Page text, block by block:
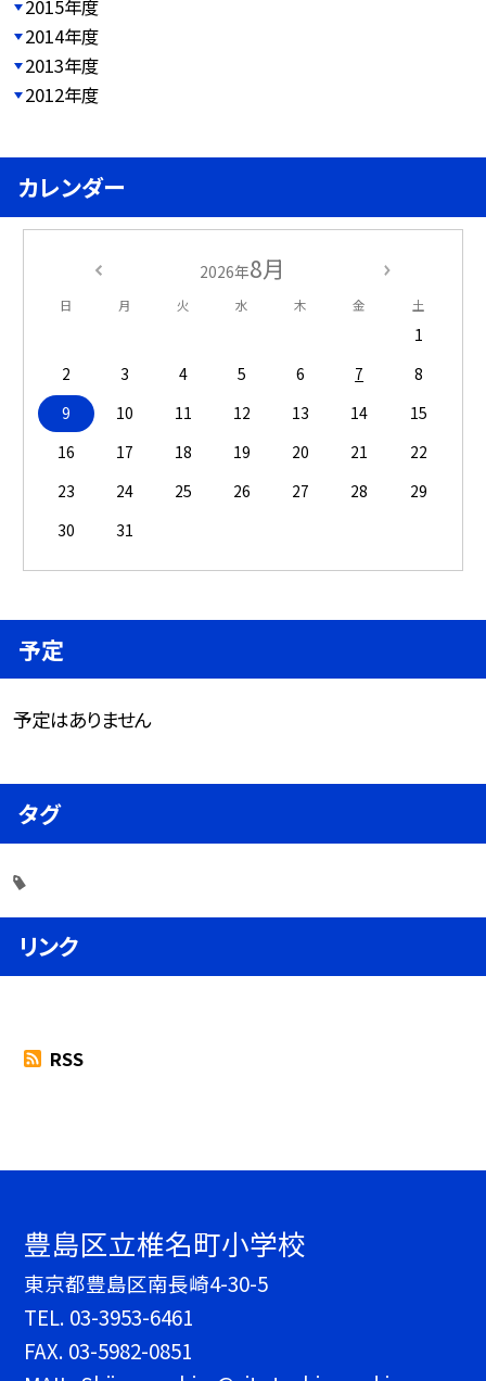
2015年度
2014年度
2013年度
2012年度
カレンダー
2026年8月
日 月 火 水 木 金 土
1
2
3 4 5 6 7
8
9
10 11 12 13 14
15
16
17 18 19 20 21
22
23
24 25 26 27 28
29
30
31
予定
予定はありません
タグ
リンク
RSS
豊島区立椎名町小学校
東京都豊島区南長崎4-30-5
TEL. 03-3953-6461
FAX. 03-5982-0851